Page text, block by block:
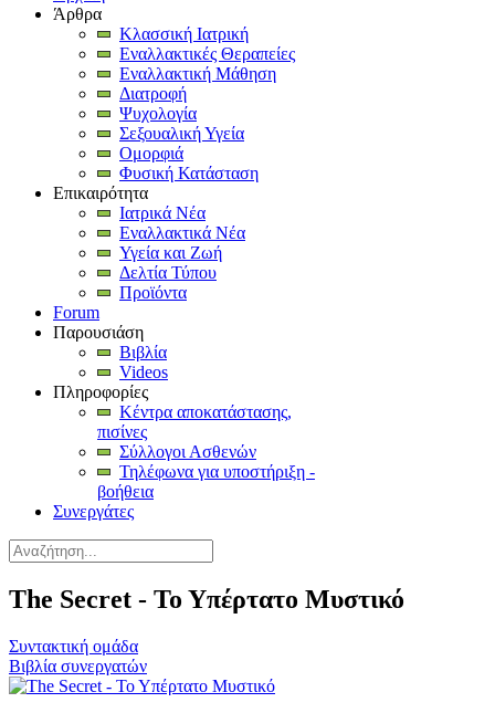
Άρθρα
Κλασσική Ιατρική
Εναλλακτικές Θεραπείες
Εναλλακτική Μάθηση
Διατροφή
Ψυχολογία
Σεξουαλική Υγεία
Ομορφιά
Φυσική Κατάσταση
Επικαιρότητα
Ιατρικά Νέα
Εναλλακτικά Νέα
Υγεία και Ζωή
Δελτία Τύπου
Προϊόντα
Forum
Παρουσιάση
Βιβλία
Videos
Πληροφορίες
Κέντρα αποκατάστασης,
πισίνες
Σύλλογοι Ασθενών
Τηλέφωνα για υποστήριξη -
βοήθεια
Συνεργάτες
The Secret - Το Υπέρτατο Μυστικό
Συντακτική ομάδα
Βιβλία συνεργατών